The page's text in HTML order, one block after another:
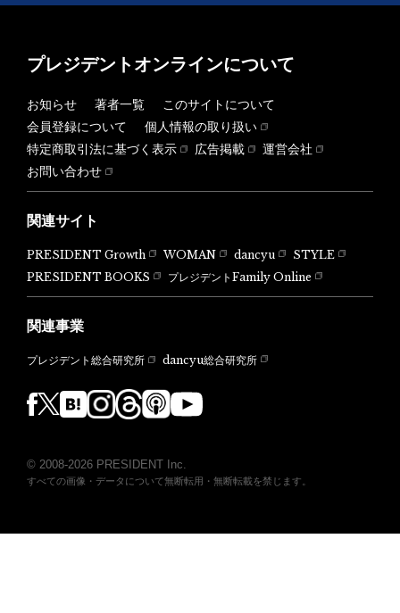
プレジデントオンラインについて
お知らせ 著者一覧
このサイトについて
会員登録について
個人情報の取り扱い
特定商取引法に基づく表示
広告掲載
運営会社
お問い合わせ
関連サイト
PRESIDENT Growth WOMAN dancyu
STYLE
PRESIDENT BOOKS
プレジデントFamily Online
関連事業
プレジデント総合研究所 dancyu総合研究所
© 2008-2026 PRESIDENT Inc.
すべての画像・データについて無断転用・無断転載を禁じます。